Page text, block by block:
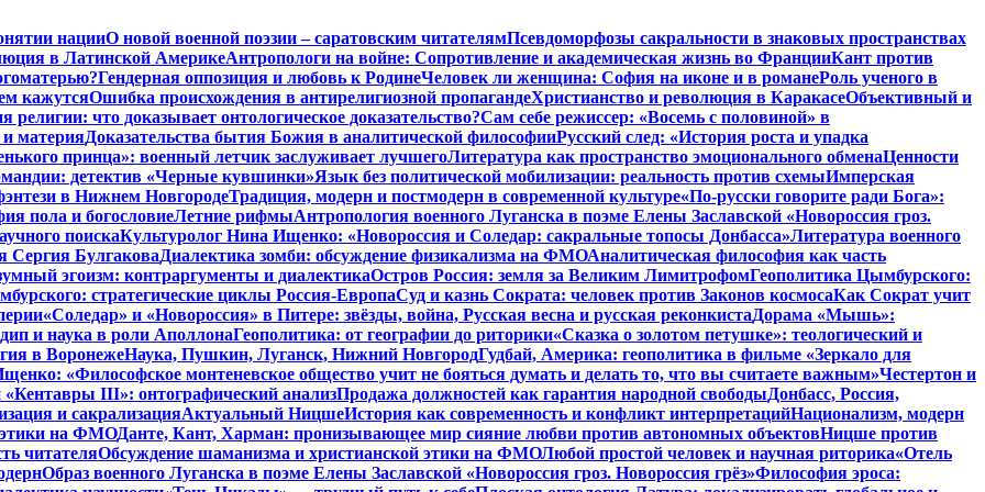
нацииО новой военной поэзии – саратовским читателямПсевдоморфозы сакральности в знаковых пространствах
в Латинской АмерикеАнтропологи на войне: Сопротивление и академическая жизнь во ФранцииКант против
Гендерная оппозиция и любовь к РодинеЧеловек ли женщина: София на иконе и в романеРоль ученого в
кажутсяОшибка происхождения в антирелигиозной пропагандеХристианство и революция в КаракасеОбъективный и
что доказывает онтологическое доказательство?Сам себе режиссер: «Восемь с половиной» в
материяДоказательства бытия Божия в аналитической философииРусский след: «История роста и упадка
принца»: военный летчик заслуживает лучшегоЛитература как пространство эмоционального обменаЦенности
детектив «Черные кувшинки»Язык без политической мобилизации: реальность против схемыИмперская
в Нижнем НовгородеТрадиция, модерн и постмодерн в современной культуре«По-русски говорите ради Бога»:
пола и богословиеЛетние рифмыАнтропология военного Луганска в поэме Елены Заславской «Новороссия гроз.
поискаКультуролог Нина Ищенко: «Новороссия и Соледар: сакральные топосы Донбасса»Литература военного
Сергия БулгаковаДиалектика зомби: обсуждение физикализма на ФМОАналитическая философия как часть
эгоизм: контраргументы и диалектикаОстров Россия: земля за Великим ЛимитрофомГеополитика Цымбурского:
стратегические циклы Россия-ЕвропаСуд и казнь Сократа: человек против Законов космосаКак Сократ учит
«Соледар» и «Новороссия» в Питере: звёзды, война, Русская весна и русская реконкистаДорама «Мышь»:
и наука в роли АполлонаГеополитика: от географии до риторики«Сказка о золотом петушке»: теологический и
в ВоронежеНаука, Пушкин, Луганск, Нижний НовгородГудбай, Америка: геополитика в фильме «Зеркало для
«Философское монтеневское общество учит не бояться думать и делать то, что вы считаете важным»Честертон и
«Кентавры III»: онтографический анализПродажа должностей как гарантия народной свободыДонбасс, Россия,
и сакрализацияАктуальный НицшеИстория как современность и конфликт интерпретацийНационализм, модерн
этики на ФМОДанте, Кант, Харман: пронизывающее мир сияние любви против автономных объектовНицше против
читателяОбсуждение шаманизма и христианской этики на ФМОЛюбой простой человек и научная риторика«Отель
Образ военного Луганска в поэме Елены Заславской «Новороссия гроз. Новороссия грёз»Философия эроса: